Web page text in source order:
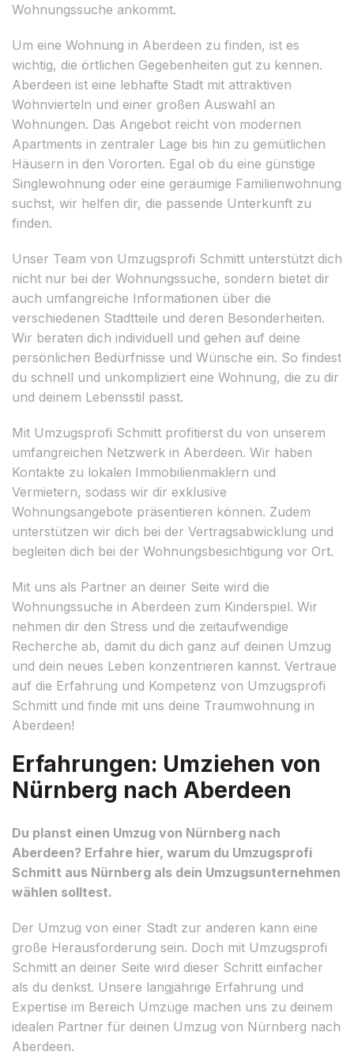
Wohnungssuche ankommt.
Um eine Wohnung in Aberdeen zu finden, ist es
wichtig, die örtlichen Gegebenheiten gut zu kennen.
Aberdeen ist eine lebhafte Stadt mit attraktiven
Wohnvierteln und einer großen Auswahl an
Wohnungen. Das Angebot reicht von modernen
Apartments in zentraler Lage bis hin zu gemütlichen
Häusern in den Vororten. Egal ob du eine günstige
Singlewohnung oder eine geräumige Familienwohnung
suchst, wir helfen dir, die passende Unterkunft zu
finden.
Unser Team von Umzugsprofi Schmitt unterstützt dich
nicht nur bei der Wohnungssuche, sondern bietet dir
auch umfangreiche Informationen über die
verschiedenen Stadtteile und deren Besonderheiten.
Wir beraten dich individuell und gehen auf deine
persönlichen Bedürfnisse und Wünsche ein. So findest
du schnell und unkompliziert eine Wohnung, die zu dir
und deinem Lebensstil passt.
Mit Umzugsprofi Schmitt profitierst du von unserem
umfangreichen Netzwerk in Aberdeen. Wir haben
Kontakte zu lokalen Immobilienmaklern und
Vermietern, sodass wir dir exklusive
Wohnungsangebote präsentieren können. Zudem
unterstützen wir dich bei der Vertragsabwicklung und
begleiten dich bei der Wohnungsbesichtigung vor Ort.
Mit uns als Partner an deiner Seite wird die
Wohnungssuche in Aberdeen zum Kinderspiel. Wir
nehmen dir den Stress und die zeitaufwendige
Recherche ab, damit du dich ganz auf deinen Umzug
und dein neues Leben konzentrieren kannst. Vertraue
auf die Erfahrung und Kompetenz von Umzugsprofi
Schmitt und finde mit uns deine Traumwohnung in
Aberdeen!
Erfahrungen: Umziehen von
Nürnberg nach Aberdeen
Du planst einen Umzug von Nürnberg nach
Aberdeen? Erfahre hier, warum du Umzugsprofi
Schmitt aus Nürnberg als dein Umzugsunternehmen
wählen solltest.
Der Umzug von einer Stadt zur anderen kann eine
große Herausforderung sein. Doch mit Umzugsprofi
Schmitt an deiner Seite wird dieser Schritt einfacher
als du denkst. Unsere langjährige Erfahrung und
Expertise im Bereich Umzüge machen uns zu deinem
idealen Partner für deinen Umzug von Nürnberg nach
Aberdeen.